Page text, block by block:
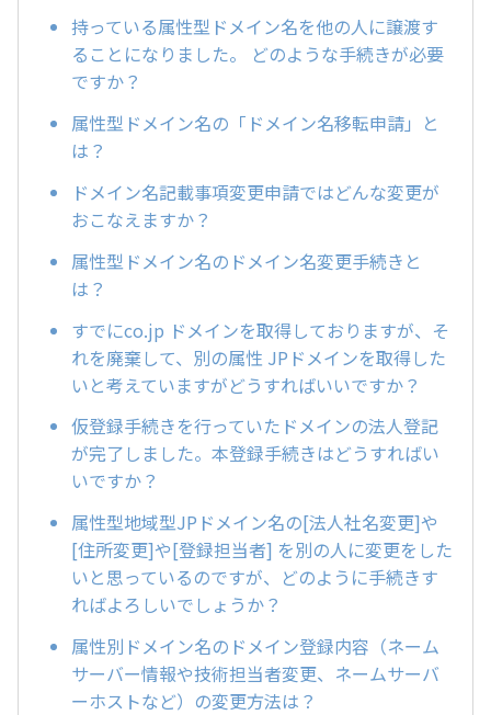
持っている属性型ドメイン名を他の人に譲渡す
ることになりました。 どのような手続きが必要
ですか？
属性型ドメイン名の「ドメイン名移転申請」と
は？
ドメイン名記載事項変更申請ではどんな変更が
おこなえますか？
属性型ドメイン名のドメイン名変更手続きと
は？
すでにco.jp ドメインを取得しておりますが、そ
れを廃棄して、別の属性 JPドメインを取得した
いと考えていますがどうすればいいですか？
仮登録手続きを行っていたドメインの法人登記
が完了しました。本登録手続きはどうすればい
いですか？
属性型地域型JPドメイン名の[法人社名変更]や
[住所変更]や[登録担当者] を別の人に変更をした
いと思っているのですが、どのように手続きす
ればよろしいでしょうか？
属性別ドメイン名のドメイン登録内容（ネーム
サーバー情報や技術担当者変更、ネームサーバ
ーホストなど）の変更方法は？